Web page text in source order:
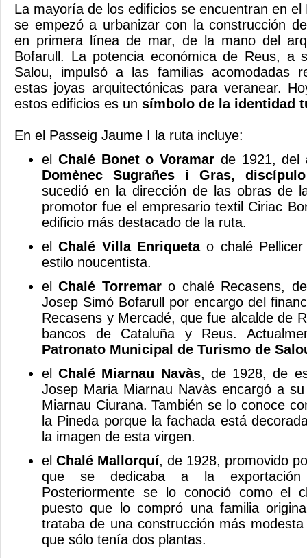
La mayoría de los edificios se encuentran en
se empezó a urbanizar con la construcción
en primera línea de mar, de la mano del
Bofarull. La potencia económica de Reus, a
Salou, impulsó a las familias acomodadas
estas joyas arquitectónicas para veranear.
estos edificios es un símbolo de la identidad
En el Passeig Jaume I la ruta incluye:
el Chalé Bonet o Voramar de 1921, del
Domènec Sugrañes i Gras,
sucedió en la dirección de las obras de
promotor fue el empresario textil Ciriac
edificio más destacado de la ruta.
elChalé Villa Enriquetao chalé Pellicer
estilo noucentista.
elChalé Torremaro chalé Recasens,
Josep Simó Bofarull por encargo del
Recasens y Mercadé, que fue alcalde de
bancos de Cataluña y Reus.
Patronato Municipal de Turismo de
elChalé Miarnau Navàs, de 1928, de
Josep Maria Miarnau Navàs encargó a
Miarnau Ciurana. También se lo conoce
la Pineda porque la fachada está
la imagen de esta virgen.
el Chalé Mallorquí, de 1928, promovido
que se dedicaba a la
Posteriormente se lo conoció como el
puesto que lo compró una familia
trataba de una construcción más
que sólo tenía dos plantas.